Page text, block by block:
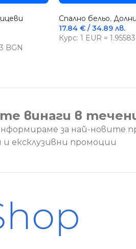
BGN
Спално бельо,
17.84 € / 34.89 лв.
Курс: 1 EUR =
винаги в
за най-новите
ексклузивни промоции